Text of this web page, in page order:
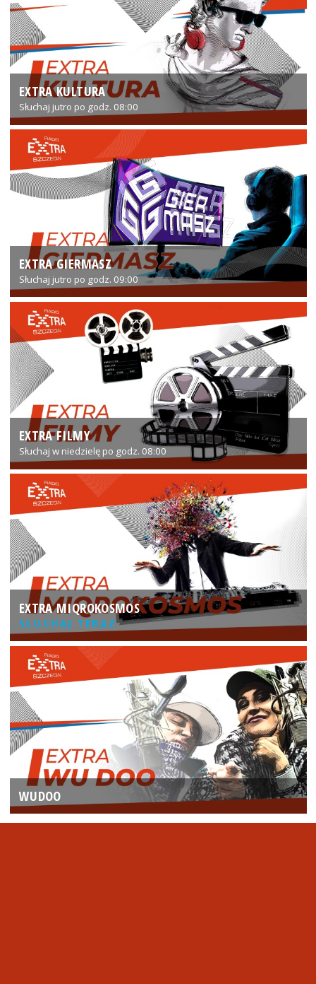
EXTRA KULTURA
Słuchaj jutro po godz. 08:00
EXTRA GIERMASZ
Słuchaj jutro po godz. 09:00
EXTRA FILMY
Słuchaj w niedzielę po godz. 08:00
EXTRA MIQROKOSMOS
SŁUCHAJ TERAZ
WUDOO